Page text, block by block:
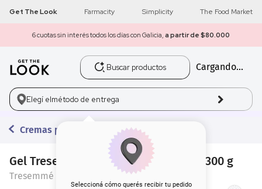
Get The Look Farmacity Simplicity The Food Market
6 cuotas sin interés todos los días con Galicia, a partir de $80.000
Buscar productos
Cargando...
Elegí elmétodo de entrega
Seleccioná cómo querés recibir tu pedido
Cremas para Peinar
Gel Tresemme Texturizador Define x 300 g
Tresemmé
1 get the look
2 máscara pestañas
3.
5 corrector